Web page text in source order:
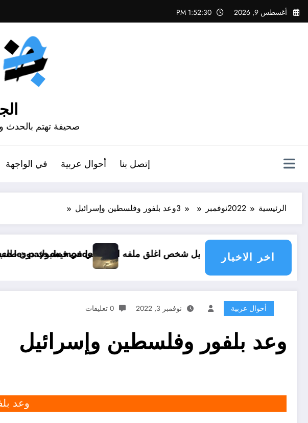
التجاوز
إلى
أغسطس 9, 2026 1:52:31 PM
صحيفة تهتم بالحدث
إتصل بنا أحوال عربية في الواجهة
الرئيسية 2022نوفمبر 3وعد بلفور وفلسطين وإسرائيل
اخر الاخبار
ملفه الشخصي في فيسبوك دون طلب صداقة .. الاطلاع على محتوى صفحة شخص اغلق ملفه الشخصي في فيسبوك دون طلب صداقة
climatique menace les pays du monde
أحوال عربية نوفمبر 3, 2022 0 تعليقات
وعد بلفور وفلسطين وإسرائيل
وعد